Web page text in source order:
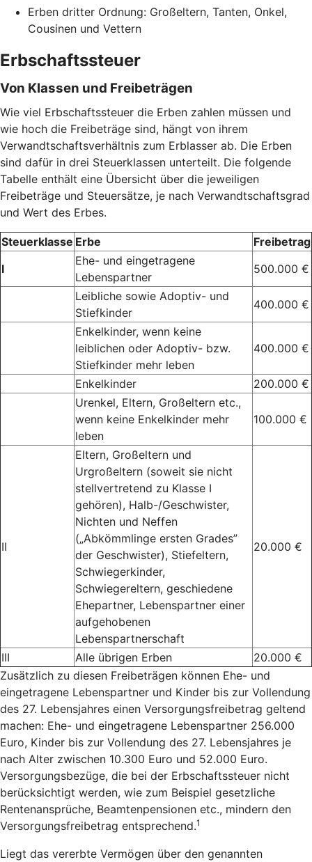
Erben dritter Ordnung: Großeltern, Tanten, Onkel,
Cousinen und Vettern
Erbschaftssteuer
Von Klassen und Freibeträgen
Wie viel Erbschaftssteuer die Erben zahlen müssen und
wie hoch die Freibeträge sind, hängt von ihrem
Verwandtschaftsverhältnis zum Erblasser ab. Die Erben
sind dafür in drei Steuerklassen unterteilt. Die folgende
Tabelle enthält eine Übersicht über die jeweiligen
Freibeträge und Steuersätze, je nach Verwandtschaftsgrad
und Wert des Erbes.
Steuerklasse Erbe
Freibetrag
I
Ehe- und eingetragene
Lebenspartner
500.000 €
Leibliche sowie Adoptiv- und
Stiefkinder
400.000 €
Enkelkinder, wenn keine
leiblichen oder Adoptiv- bzw.
Stiefkinder mehr leben
400.000 €
Enkelkinder
200.000 €
Urenkel, Eltern, Großeltern etc.,
wenn keine Enkelkinder mehr
leben
100.000 €
II
Eltern, Großeltern und
Urgroßeltern (soweit sie nicht
stellvertretend zu Klasse I
gehören), Halb-/Geschwister,
Nichten und Neffen
(„Abkömmlinge ersten Grades”
der Geschwister), Stiefeltern,
Schwiegerkinder,
Schwiegereltern, geschiedene
Ehepartner, Lebenspartner einer
aufgehobenen
Lebenspartnerschaft
20.000 €
III Alle übrigen Erben
20.000 €
Zusätzlich zu diesen Freibeträgen können Ehe- und
eingetragene Lebenspartner und Kinder bis zur Vollendung
des 27. Lebensjahres einen Versorgungsfreibetrag geltend
machen: Ehe- und eingetragene Lebenspartner 256.000
Euro, Kinder bis zur Vollendung des 27. Lebensjahres je
nach Alter zwischen 10.300 Euro und 52.000 Euro.
Versorgungsbezüge, die bei der Erbschaftssteuer nicht
berücksichtigt werden, wie zum Beispiel gesetzliche
Rentenansprüche, Beamtenpensionen etc., mindern den
Versorgungsfreibetrag entsprechend.1
Liegt das vererbte Vermögen über den genannten